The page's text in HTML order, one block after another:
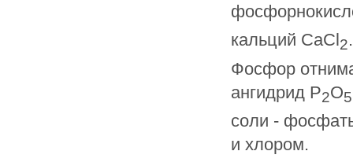
кальций CaCl 2.
Фосфор
ангидрид Р2О5
соли -
и хлором.